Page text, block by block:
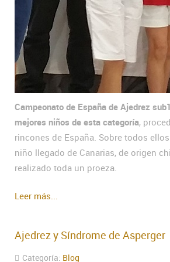
Campeonato de España de Ajedrez
mejores niños de esta categoría,
rincones de España. Sobre todos
niño llegado de Canarias, de origen
realizado toda un proeza.
Leer más...
Ajedrez y Síndrome de Asperger
Categoría: Blog